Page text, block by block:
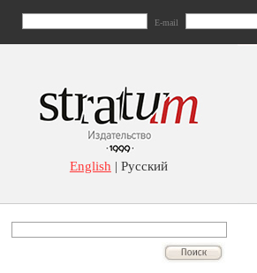
E-mail
English | Русский